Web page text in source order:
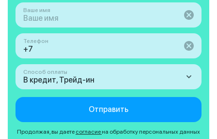
Ваше имя
Телефон
Способ оплаты
В кредит, Трейд-ин
Отправить
Продолжая, вы даете согласие на обработку персональных данных